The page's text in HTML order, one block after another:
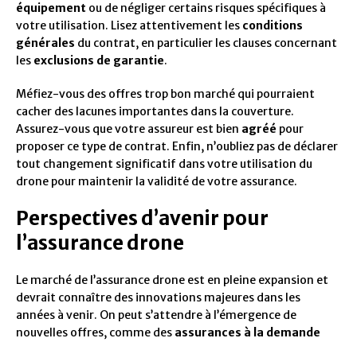
équipement ou de négliger certains risques spécifiques à
votre utilisation. Lisez attentivement les conditions
générales du contrat, en particulier les clauses concernant
les exclusions de garantie.
Méfiez-vous des offres trop bon marché qui pourraient
cacher des lacunes importantes dans la couverture.
Assurez-vous que votre assureur est bien agréé pour
proposer ce type de contrat. Enfin, n’oubliez pas de déclarer
tout changement significatif dans votre utilisation du
drone pour maintenir la validité de votre assurance.
Perspectives d’avenir pour
l’assurance drone
Le marché de l’assurance drone est en pleine expansion et
devrait connaître des innovations majeures dans les
années à venir. On peut s’attendre à l’émergence de
nouvelles offres, comme des assurances à la demande